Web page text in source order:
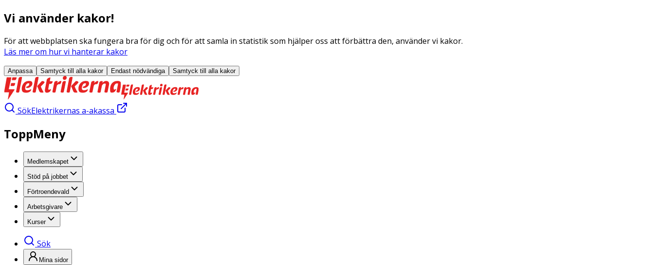
Vi använder kakor!
För att webbplatsen ska fungera bra för dig och för att samla in statistik som hjälper oss att förbättra den, använder vi kakor.
Läs mer om hur vi hanterar kakor
Anpassa Samtyck till alla kakor Endast nödvändiga Samtyck till alla kakor
SökElektrikernas a-akassa
ToppMeny
Medlemskapet
Stöd på jobbet
Förtroendevald
Arbetsgivare
Kurser
Sök
Mina sidor